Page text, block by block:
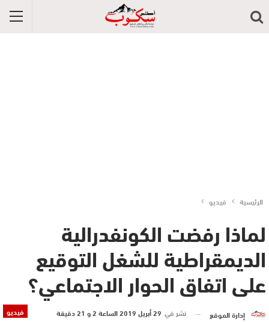
الرئيسية فيديو
لماذا رفضت الكونفدرالية
الديمقراطية للشغل التوقيع
على اتفاق الحوار الاجتماعي؟
فيديو إدارة الموقع نشر في 29 أبريل 2019 الساعة 2 و 21 دقيقة